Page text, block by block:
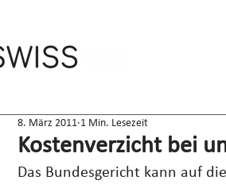
Kostenverzicht bei
8. März 2011 1 Min. Lesezeit
Das Bundesgericht kann auf